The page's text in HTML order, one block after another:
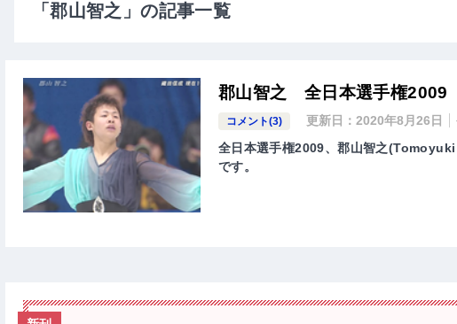
「郡山智之」の記事一覧
郡山智之 全日本選手権
コメント(3) 更新日：2020年8月26日
全日本選手権2009、郡山智之
です。